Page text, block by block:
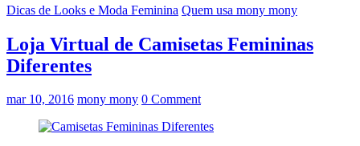
Dicas de Looks e Moda Feminina Quem usa mony mony
Loja Virtual de Camisetas Femininas
Diferentes
mar 10, 2016 mony mony 0 Comment